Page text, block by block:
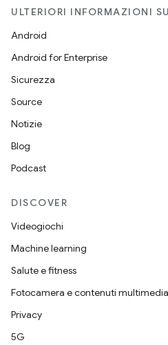
ULTERIORI INFORMAZIONI
Android
Android for Enterprise
Sicurezza
Source
Notizie
Blog
Podcast
DISCOVER
Videogiochi
Machine learning
Salute e fitness
Fotocamera e contenuti
Privacy
5G